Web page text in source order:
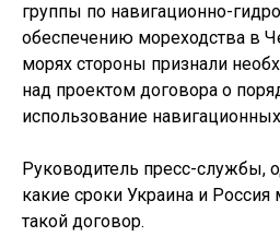
группы по навигационно-
обеспечению мореходства в
морях стороны признали
над проектом договора о
использование
Руководитель пресс-службы,
какие сроки Украина и Россия
такой договор.